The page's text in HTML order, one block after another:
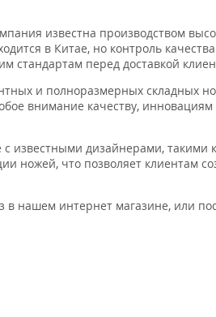
известна производством
в Китае, но контроль
стандартам перед доставкой
и полноразмерных складных
внимание качеству,
известными дизайнерами, такими
ножей, что позволяет клиентам
в нашем интернет магазине, или